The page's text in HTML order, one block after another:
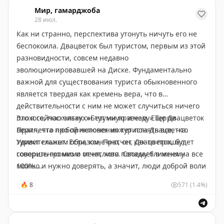
на вид здание с обилием стекла очень сильно
шатается, но ничего с ним не происходит. Потому что
построено по современным стандартам.
Мир, гамарджоба
28 июл.
Как ни странно, перспектива утонуть ничуть его не
беспокоила. Двацветок был туристом, первым из этой
разновидности, совсем недавно
эволюционировавшей на Диске. Фундаментально
важной для существования туриста обыкновенного
является твердая как кремень вера, что в
действительности с ним не может случиться ничего
плохого, поскольку он тут ни при чем. Еще Двацветок
верил, что любой человек может понять все, что
турист скажет. Если, конечно, он, Двацветок, будет
говорить громко и отчетливо. Своему ближнему
можно и нужно доверять, а значит, люди доброй воли
действовать разумно.
Это я сейчас читаю «Безумную звезду» Терри
Пратчетта про приключения туриста Двацветка.
Удивительным образом, Пратчет как-то прошёл
совершенно мимо меня, хотя попадает в меня на все
100%.
✈️ Гамарджоба в MAX
🔥 8 571 (1.4%)